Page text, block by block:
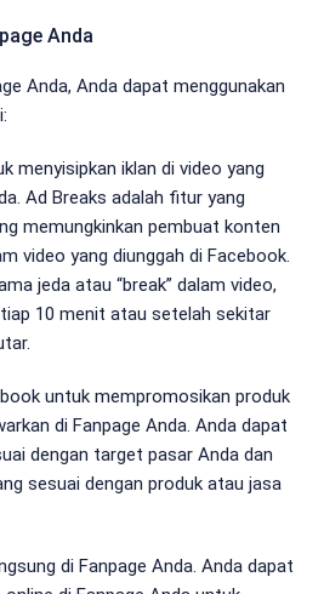
Anda
Anda, Anda dapat menggunakan
menyisipkan iklan di video yang
Ad Breaks adalah fitur yang
memungkinkan pembuat konten
video yang diunggah di Facebook.
jeda atau “break” dalam video,
10 menit atau setelah sekitar
untuk mempromosikan produk
di Fanpage Anda. Anda dapat
dengan target pasar Anda dan
sesuai dengan produk atau jasa
di Fanpage Anda. Anda dapat